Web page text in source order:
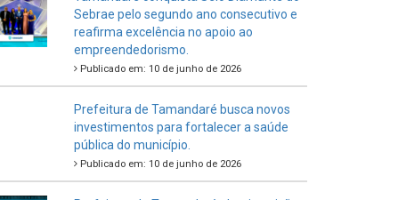
Sebrae pelo segundo ano consecutivo e
reafirma excelência no apoio ao
empreendedorismo.
Publicado em: 10 de junho de 2026
Prefeitura de Tamandaré busca novos
investimentos para fortalecer a saúde
pública do município.
Publicado em: 10 de junho de 2026